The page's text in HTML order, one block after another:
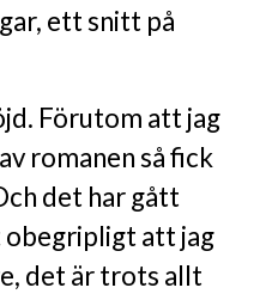
ett snitt på
Förutom att jag
romanen så fick
det har gått
att jag
det är trots allt